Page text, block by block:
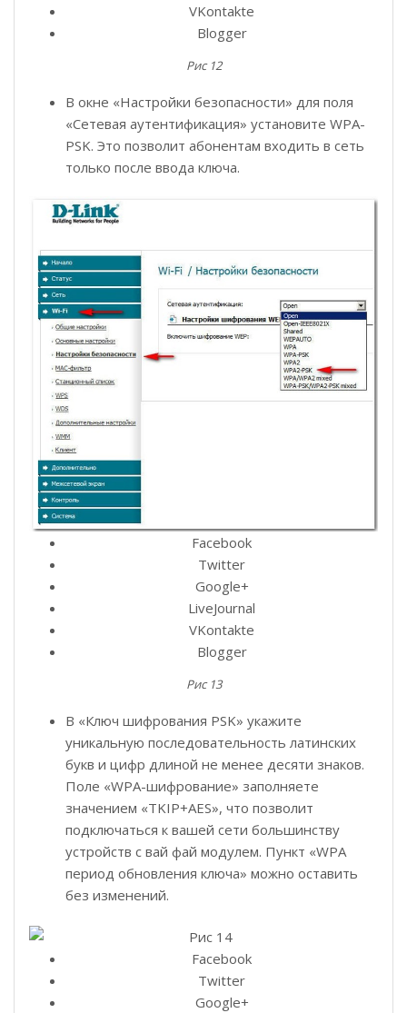
VKontakte
Blogger
Рис 12
В окне «Настройки безопасности» для поля
«Сетевая аутентификация» установите WPA-
PSK. Это позволит абонентам входить в сеть
только после ввода ключа.
Facebook
Twitter
Google+
LiveJournal
VKontakte
Blogger
Рис 13
В «Ключ шифрования PSK» укажите
уникальную последовательность латинских
букв и цифр длиной не менее десяти знаков.
Поле «WPA-шифрование» заполняете
значением «TKIP+AES», что позволит
подключаться к вашей сети большинству
устройств с вай фай модулем. Пункт «WPA
период обновления ключа» можно оставить
без изменений.
Facebook
Twitter
Google+